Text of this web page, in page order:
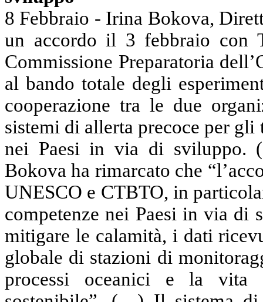
8 Febbraio - Irina Bokova,
un accordo il 3 febbraio con
Commissione Preparatoria
al bando totale degli
cooperazione tra le due
sistemi di allerta precoce per
nei Paesi in via di sviluppo.
Bokova ha rimarcato che
UNESCO e CTBTO, in
competenze nei Paesi in via di
mitigare le calamità, i dati
globale di stazioni di
processi oceanici e la vita